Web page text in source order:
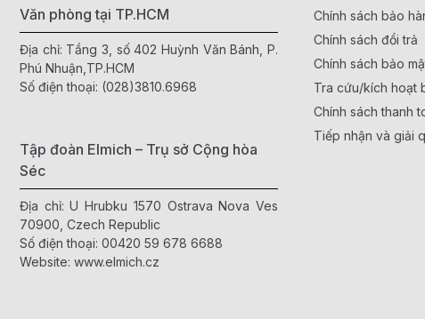
Tiết kiệm thời gian – Phù hợp gia đình bận rộn
Thay vì chờ đợi bát đĩa khô tự nhiên hoặc lau lại bằng khăn, bạn chỉ cần
tự động, tiết kiệm đáng kể thời gian và công sức.
Đây là giải pháp lý tưởng cho những gia đình bận rộn, giúp tối ưu công
Hướng Dẫn Chọn Mua Máy Sấy Bát Phù Hợp
Khi quyết định đầu tư một máy sấy bát Elmich chính hãng
phù hợp với nhu cầu sử dụng sẽ giúp bạn tối ưu hiệu quả và chi phí.
Chọn theo dung tích và nhu cầu sử dụng
Dung tích máy sấy bát cần phù hợp với số lượng bát đĩa trong gia đình
lại, gia đình đông người hoặc thường xuyên tiếp khách nên chọn dung
Văn phòng tại TP.HCM
Địa chỉ: Tầng 3, số 402 Huỳnh Văn Bánh, P.
Phú Nhuận,TP.HCM
Số điện thoại: (028)3810.6968
Tập đoàn Elmich – Trụ sở Cộng hòa
Séc
Địa chỉ: U Hrubku 1570 Ostrava Nova Ves
70900, Czech Republic
Số điện thoại: 00420 59 678 6688
Website: www.elmich.cz
Chính sách bảo
Chính sách đổi trả
Chính sách bảo
Tra cứu/kích hoạt
Chính sách thanh
Tiếp nhận và giải